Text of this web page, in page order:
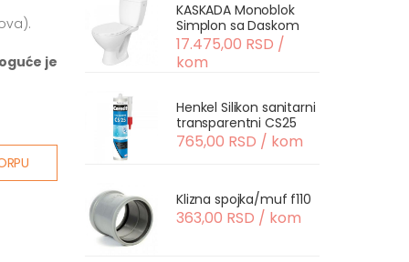
je
KASKADA Monoblok
Simplon sa Daskom
17.475,00 RSD /
kom
Henkel Silikon sanitarni
transparentni CS25
765,00 RSD / kom
Klizna spojka/muf f110
363,00 RSD / kom